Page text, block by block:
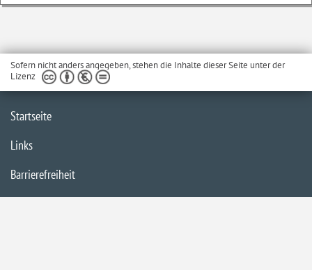
Sofern nicht anders angegeben, stehen die Inhalte dieser Seite unter der
Lizenz
Startseite
Links
Barrierefreiheit